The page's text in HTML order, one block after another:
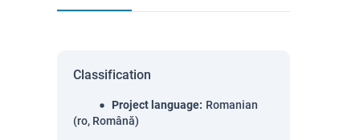
Classification
Project language: Romanian
(ro, Română)